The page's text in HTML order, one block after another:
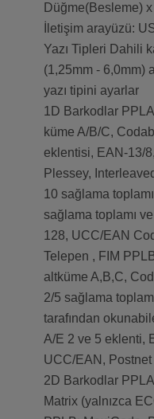
Düğme(Besleme) x
İletişim arayüzü:
Yazı Tipleri Dahili
(1,25mm - 6,0mm)
yazı tipini ayarlar
1D Barkodlar
küme A/B/C,
eklentisi, EAN-13/
Plessey,
10 sağlama
sağlama toplamı
128, UCC/EAN
Telepen , FIM
altküme A,B,C,
2/5 sağlama
tarafından
A/E 2 ve 5 eklenti,
UCC/EAN, Postnet
2D Barkodlar
Matrix (yalnızca